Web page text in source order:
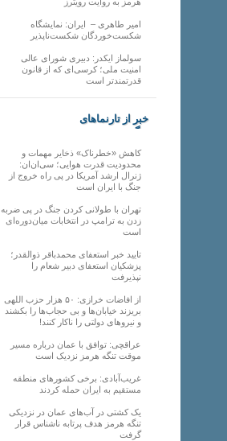
امیر طاهری – ایران: نمایشگاه
شکست‌خوردگان شکست‌ناپذیر
سولماز ایکدر: دبیری شورای عالی
امنیت ملی؛ کرسی‌ای که از قانون
قدرتمندتر است
خبر از تارنماهای
دیگر
کاهش «خطرناک» ذخایر مهمات و
محدودیت قدرت هوایی؛ سی‌ان‌ان:
ژنرال ارشد آمریکا در پی راه خروج از
جنگ با ایران است
تهران با طولانی کردن جنگ در پی ضربه
زدن به ترامپ در انتخابات میان‌دوره‌ای
است
تایید خبر استعفای محمدباقر ذوالقدر؛
پزشکیان استعفای دبیر شعام را
نپذیرفت
از افاضات خرازی: ۵۰ هزار حزب اللهی
بریزند خیابان‌ها و بی حجاب‌ها را بکشند
و نیرو‌های دولتی را ناکار کنند!
عراقچی: توافق با عمان درباره مسیر
موقت تنگه هرمز نزدیک است
غریب‌آبادی: برخی کشورهای منطقه
مستقیم به ایران حمله کردند
یک کشتی در آب‌های عمان در نزدیکی
تنگه هرمز هدف پرتابه ناشناس قرار
گرفت